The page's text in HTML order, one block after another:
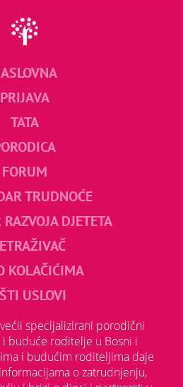
PRIJAVA
TATA
FORUM
TRUDNOĆE
DJETETA
KOLAČIĆIMA
USLOVI
specijalizirani porodični
buduće roditelje u Bosni i
i budućim roditeljima daje
o zatrudnjenju,